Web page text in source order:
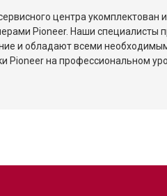
центра
Pioneer. Наши специалисты
и обладают всеми
Pioneer на профессиональном